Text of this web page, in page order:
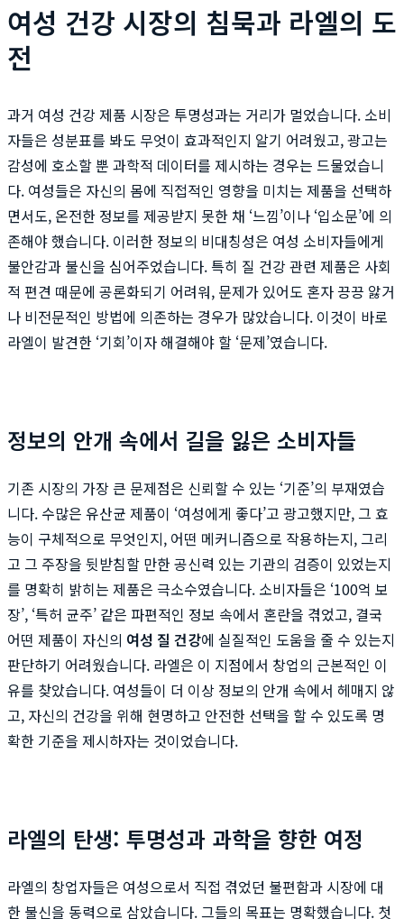
여성 건강 시장의 침묵과 라엘의 도
전
과거 여성 건강 제품 시장은 투명성과는 거리가 멀었습니다. 소비
자들은 성분표를 봐도 무엇이 효과적인지 알기 어려웠고, 광고는
감성에 호소할 뿐 과학적 데이터를 제시하는 경우는 드물었습니
다. 여성들은 자신의 몸에 직접적인 영향을 미치는 제품을 선택하
면서도, 온전한 정보를 제공받지 못한 채 ‘느낌’이나 ‘입소문’에 의
존해야 했습니다. 이러한 정보의 비대칭성은 여성 소비자들에게
불안감과 불신을 심어주었습니다. 특히 질 건강 관련 제품은 사회
적 편견 때문에 공론화되기 어려워, 문제가 있어도 혼자 끙끙 앓거
나 비전문적인 방법에 의존하는 경우가 많았습니다. 이것이 바로
라엘이 발견한 ‘기회’이자 해결해야 할 ‘문제’였습니다.
정보의 안개 속에서 길을 잃은 소비자들
기존 시장의 가장 큰 문제점은 신뢰할 수 있는 ‘기준’의 부재였습
니다. 수많은 유산균 제품이 ‘여성에게 좋다’고 광고했지만, 그 효
능이 구체적으로 무엇인지, 어떤 메커니즘으로 작용하는지, 그리
고 그 주장을 뒷받침할 만한 공신력 있는 기관의 검증이 있었는지
를 명확히 밝히는 제품은 극소수였습니다. 소비자들은 ‘100억 보
장’, ‘특허 균주’ 같은 파편적인 정보 속에서 혼란을 겪었고, 결국
어떤 제품이 자신의 여성 질 건강에 실질적인 도움을 줄 수 있는지
판단하기 어려웠습니다. 라엘은 이 지점에서 창업의 근본적인 이
유를 찾았습니다. 여성들이 더 이상 정보의 안개 속에서 헤매지 않
고, 자신의 건강을 위해 현명하고 안전한 선택을 할 수 있도록 명
확한 기준을 제시하자는 것이었습니다.
라엘의 탄생: 투명성과 과학을 향한 여정
라엘의 창업자들은 여성으로서 직접 겪었던 불편함과 시장에 대
한 불신을 동력으로 삼았습니다. 그들의 목표는 명확했습니다. 첫